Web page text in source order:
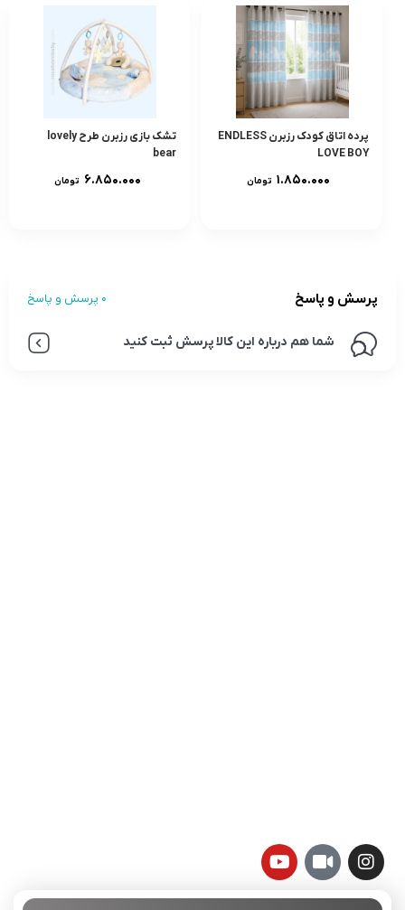
پرده اتاق کودک رزبرن ENDLESS
LOVE BOY
۱.۸۵۰.۰۰۰ تومان
تشک بازی رزبرن طرح lovely
bear
۶.۸۵۰.۰۰۰ تومان
پرسش و پاسخ 0 پرسش و پاسخ
شما هم درباره این کالا پرسش ثبت کنید
نمادها :